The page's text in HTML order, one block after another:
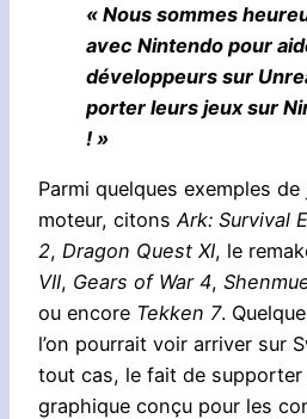
« Nous sommes
avec Nintendo pour
développeurs sur
porter leurs jeux sur
! »
Parmi quelques exemples
moteur, citons Ark: Survival
2, Dragon Quest XI, le
VII, Gears of War 4,
ou encore Tekken 7.
l’on pourrait voir arriver sur
tout cas, le fait de supporter
graphique conçu pour les